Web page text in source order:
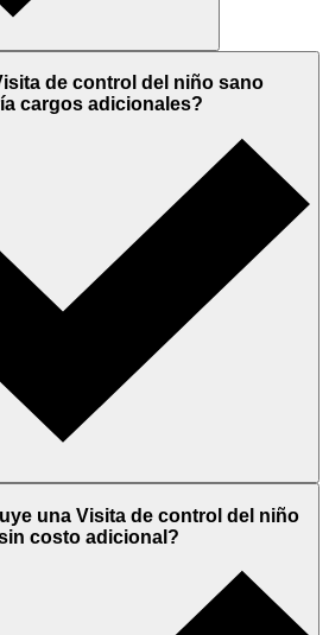
de control del niño sano
cargos adicionales?
una Visita de control del niño
costo adicional?